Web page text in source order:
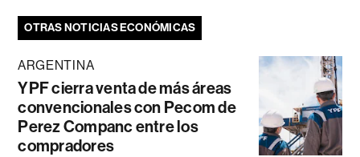
OTRAS NOTICIAS ECONÓMICAS
ARGENTINA
YPF cierra venta de más áreas
convencionales con Pecom de
Perez Companc entre los
compradores